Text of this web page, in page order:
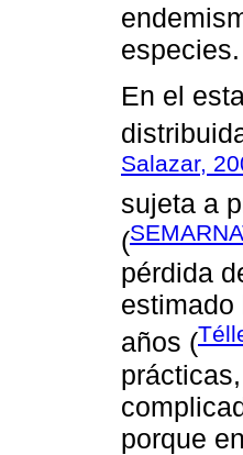
especies.
En el
Salazar,
sujeta a
(
pérdida
estimado
años (
porque